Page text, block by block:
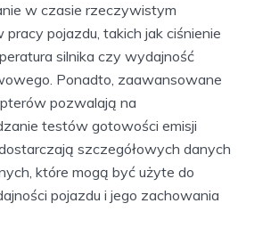
w czasie rzeczywistym
pracy pojazdu, takich jak ciśnienie
silnika czy wydajność
Ponadto, zaawansowane
pozwalają na
testów gotowości emisji
szczegółowych danych
które mogą być użyte do
pojazdu i jego zachowania